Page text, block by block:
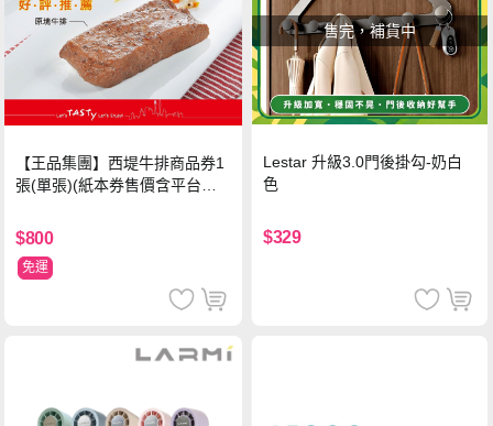
【王品集團】西堤牛排商品券1
張(單張)(紙本券售價含平台物
$800
免運
售完，補貨中
Lestar 升級3.0門後掛勾-奶白
色
$329